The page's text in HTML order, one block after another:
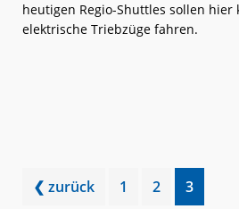
heutigen Regio-Shuttles sollen
elektrische Triebzüge fahren.
❮ zurück
Go
1
Go
2
Go
3